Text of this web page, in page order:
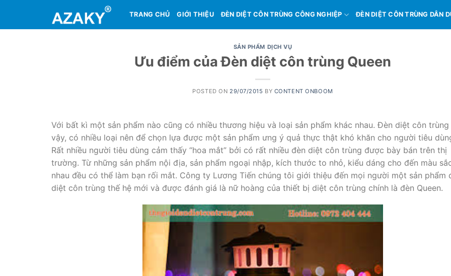
content
TRANG CHỦ GIỚI THIỆU ĐÈN DIỆT CÔN TRÙNG CÔNG NGHIỆP ĐÈN DIỆT CÔN TRÙNG DÂN
SẢN PHẨM DỊCH VỤ
Ưu điểm của Đèn diệt côn trùng Queen
POSTED ON 29/07/2015 BY CONTENT ONBOOM
Với bất kì một sản phẩm nào cũng có nhiều thương hiệu và loại sản phẩm khác nhau. Đèn diệt côn trùng
vậy, có nhiều loại nên để chọn lựa được một sản phẩm ưng ý quả thực thật khó khăn cho người tiêu
Rất nhiều người tiêu dùng cảm thấy “hoa mắt” bởi có rất nhiều đèn diệt côn trùng được bày bán trên thị
trường. Từ những sản phẩm nội địa, sản phẩm ngoại nhập, kích thước to nhỏ, kiểu dáng cho đến màu
nhau đều có thể làm bạn rối mắt. Công ty Lương Tiến chúng tôi giới thiệu đến mọi người một sản phẩm
diệt côn trùng thế hệ mới và được đánh giá là nữ hoàng của thiết bị diệt côn trùng chính là đèn Queen.